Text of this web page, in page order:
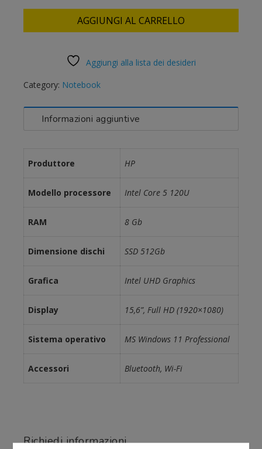
AGGIUNGI AL CARRELLO
Aggiungi alla lista dei desideri
Category: Notebook
Informazioni aggiuntive
Produttore HP
Modello processore Intel Core 5 120U
RAM 8 Gb
Dimensione dischi SSD 512Gb
Grafica Intel UHD Graphics
Display 15,6”, Full HD (1920×1080)
Sistema operativo MS Windows 11 Professional
Accessori Bluetooth, Wi-Fi
Richiedi informazioni